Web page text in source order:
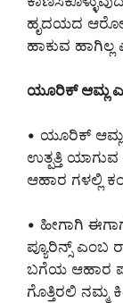
ಹೃದಯದ
ಹಾಕುವ ಹಾಗಿಲ್ಲ
ಯೂರಿಕ್ ಆಮ್ಲ
• ಯೂರಿಕ್
ಉತ್ಪತ್ತಿ
ಆಹಾರ ಗಳಲ್ಲಿ
• ಹೀಗಾಗಿ
ಪ್ಯೂರಿನ್ಸ್ ಎಂಬ
ಬಗೆಯ ಆಹಾರ
ಗೊತ್ತಿರಲಿ ನಮ್ಮ